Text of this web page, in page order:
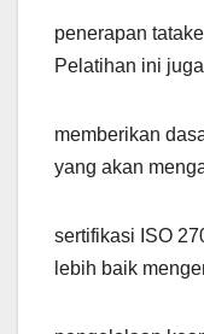
penerapan
Pelatihan ini juga
memberikan
yang akan
sertifikasi ISO
lebih baik